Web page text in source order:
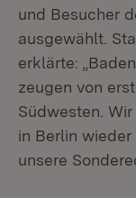
und Besucher
ausgewählt.
erklärte:
zeugen von
Südwesten.
in Berlin
unsere